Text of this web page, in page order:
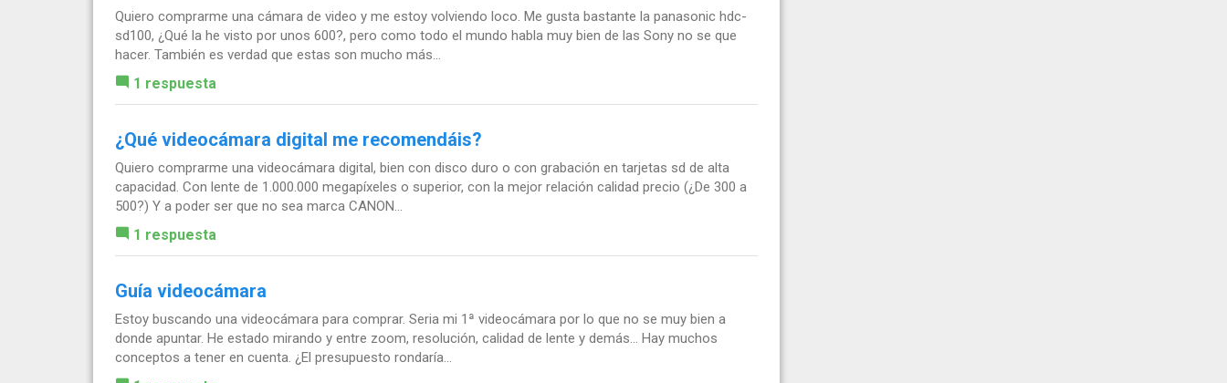
Quiero comprarme una cámara de video y me estoy volviendo loco. Me gusta bastante la panasonic hdc-
sd100, ¿Qué la he visto por unos 600?, pero como todo el mundo habla muy bien de las Sony no se que
hacer. También es verdad que estas son mucho más...
1 respuesta
¿Qué videocámara digital me recomendáis?
Quiero comprarme una videocámara digital, bien con disco duro o con grabación en tarjetas sd de alta
capacidad. Con lente de 1.000.000 megapíxeles o superior, con la mejor relación calidad precio (¿De 300 a
500?) Y a poder ser que no sea marca CANON...
1 respuesta
Guía videocámara
Estoy buscando una videocámara para comprar. Seria mi 1ª videocámara por lo que no se muy bien a
donde apuntar. He estado mirando y entre zoom, resolución, calidad de lente y demás... Hay muchos
conceptos a tener en cuenta. ¿El presupuesto rondaría...